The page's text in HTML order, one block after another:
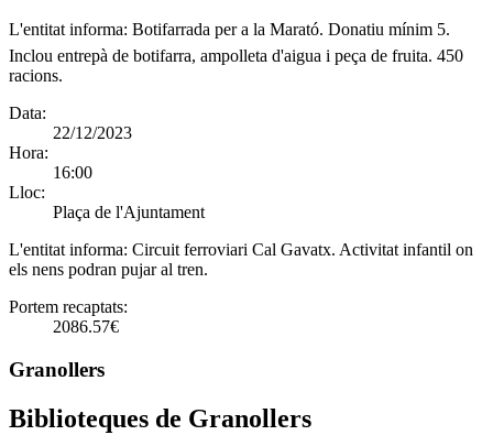
L'entitat informa: Botifarrada per a la Marató. Donatiu mínim 5.
Inclou entrepà de botifarra, ampolleta d'aigua i peça de fruita. 450
racions.
Data:
22/12/2023
Hora:
16:00
Lloc:
Plaça de l'Ajuntament
L'entitat informa: Circuit ferroviari Cal Gavatx. Activitat infantil on
els nens podran pujar al tren.
Portem recaptats:
2086.57€
Granollers
Biblioteques de Granollers